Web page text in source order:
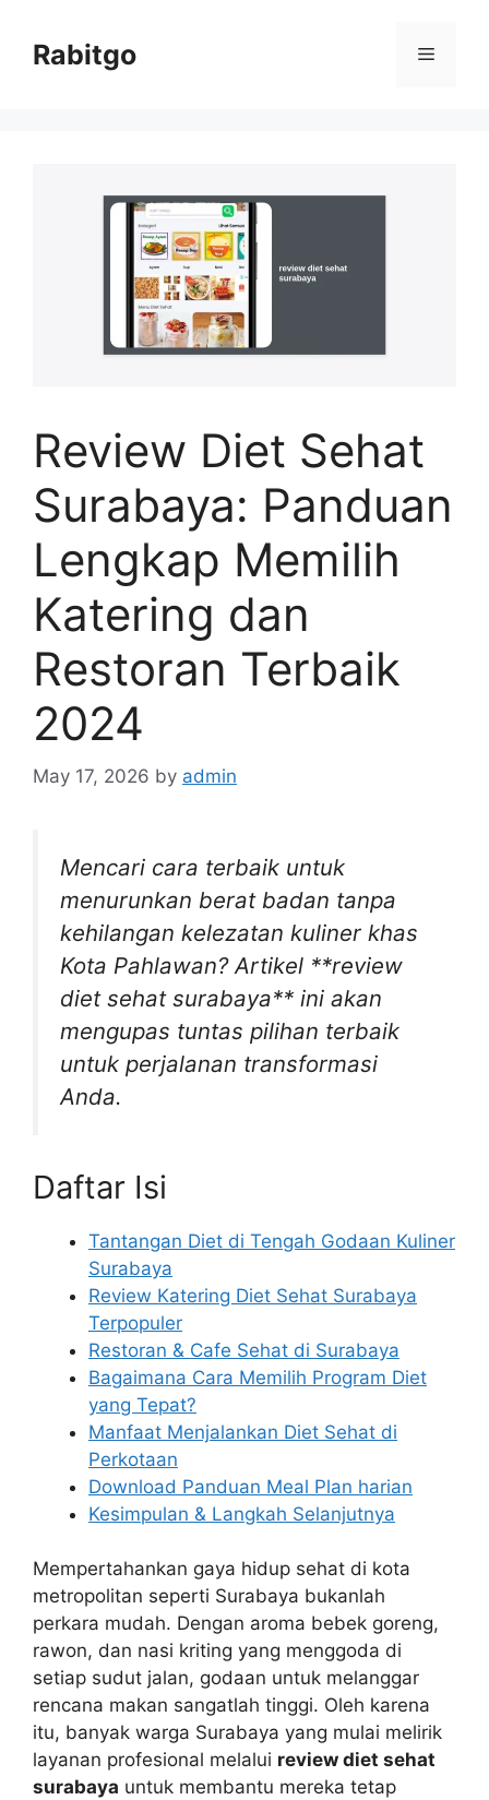
contentRabitgo Menu
Review Diet Sehat
Surabaya: Panduan
Lengkap Memilih
Katering dan
Restoran Terbaik
2024
May 17, 2026 by admin
Mencari cara terbaik untuk
menurunkan berat badan tanpa
kehilangan kelezatan kuliner khas
Kota Pahlawan? Artikel **review
diet sehat surabaya** ini akan
mengupas tuntas pilihan terbaik
untuk perjalanan transformasi
Anda.
Daftar Isi
Tantangan Diet di Tengah Godaan Kuliner
Surabaya
Review Katering Diet Sehat Surabaya
Terpopuler
Restoran & Cafe Sehat di Surabaya
Bagaimana Cara Memilih Program Diet
yang Tepat?
Manfaat Menjalankan Diet Sehat di
Perkotaan
Download Panduan Meal Plan harian
Kesimpulan & Langkah Selanjutnya
Mempertahankan gaya hidup sehat di kota
metropolitan seperti Surabaya bukanlah
perkara mudah. Dengan aroma bebek goreng,
rawon, dan nasi kriting yang menggoda di
setiap sudut jalan, godaan untuk melanggar
rencana makan sangatlah tinggi. Oleh karena
itu, banyak warga Surabaya yang mulai melirik
layanan profesional melalui review diet sehat
surabaya untuk membantu mereka tetap